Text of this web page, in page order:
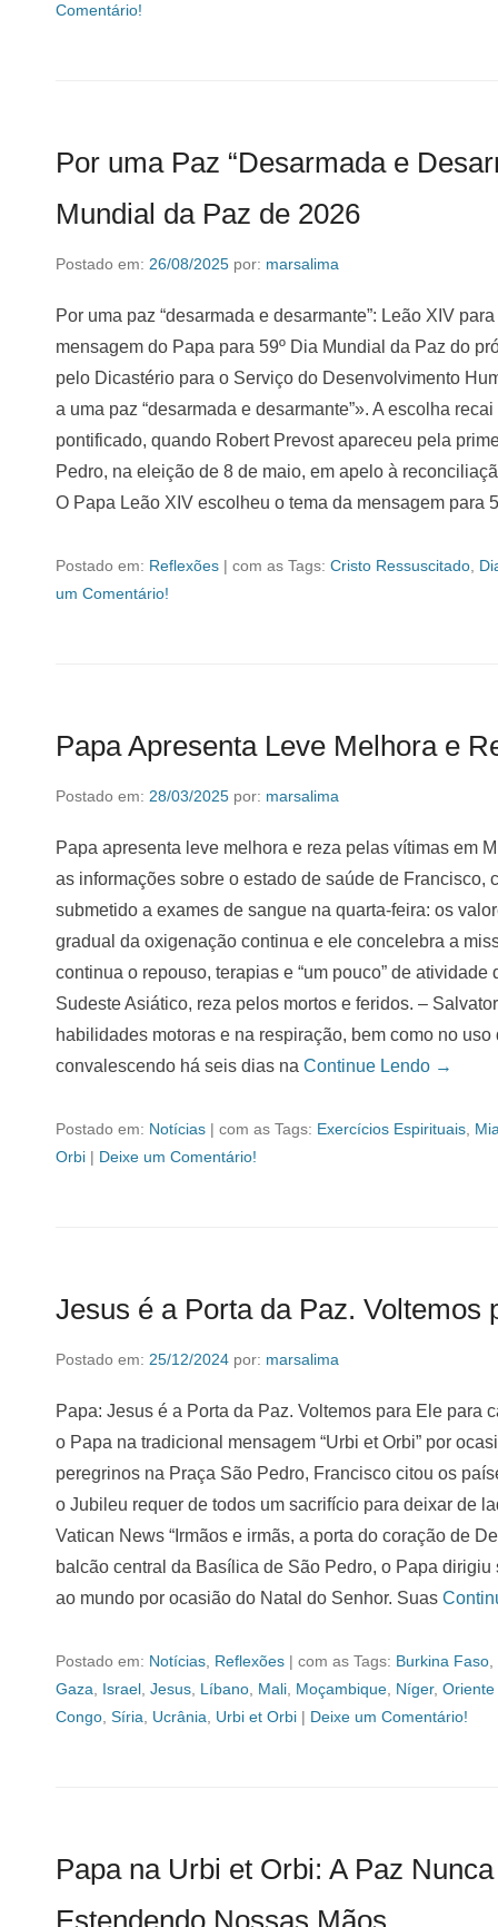
Comentário!
Por uma Paz “Desarmada e
Mundial da Paz de 2026
Postado em: 26/08/2025 por: marsalima
Por uma paz “desarmada e desarmante”: Leão XIV
mensagem do Papa para 59º Dia Mundial da Paz do
pelo Dicastério para o Serviço do Desenvolvimento
a uma paz “desarmada e desarmante”». A escolha
pontificado, quando Robert Prevost apareceu pela
Pedro, na eleição de 8 de maio, em apelo à
O Papa Leão XIV escolheu o tema da mensagem para
Postado em: Reflexões | com as Tags: Cristo Ressuscitado
um Comentário!
Papa Apresenta Leve Melhora e
Postado em: 28/03/2025 por: marsalima
Papa apresenta leve melhora e reza pelas vítimas em
as informações sobre o estado de saúde de Francisco,
submetido a exames de sangue na quarta-feira: os
gradual da oxigenação continua e ele concelebra a
continua o repouso, terapias e “um pouco” de
Sudeste Asiático, reza pelos mortos e feridos. –
habilidades motoras e na respiração, bem como no
convalescendo há seis dias na Continue Lendo →
Postado em: Notícias | com as Tags: Exercícios Espirituais
Orbi | Deixe um Comentário!
Jesus é a Porta da Paz. Voltemos
Postado em: 25/12/2024 por: marsalima
Papa: Jesus é a Porta da Paz. Voltemos para Ele para
o Papa na tradicional mensagem “Urbi et Orbi” por
peregrinos na Praça São Pedro, Francisco citou os
o Jubileu requer de todos um sacrifício para deixar de
Vatican News “Irmãos e irmãs, a porta do coração de
balcão central da Basílica de São Pedro, o Papa
ao mundo por ocasião do Natal do Senhor. Suas
Postado em: Notícias Reflexões | com as Tags: Burkina Faso
Gaza
Israel Jesus Líbano Mali Moçambique Níger,
Congo Síria Ucrânia Urbi et Orbi | Deixe um Comentário!
Papa na Urbi et Orbi: A Paz
Estendendo Nossas Mãos